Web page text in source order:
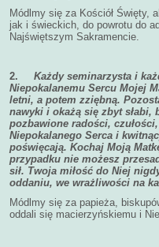
Módlmy się za Kościół Święty,
jak i świeckich, do powrotu do
Najświętszym Sakramencie.
2. Każdy seminarzysta i
Niepokalanemu Sercu Mojej
letni, a potem zziębną.
nawyki i okażą się zbyt
pozbawione radości,
Niepokalanego Serca i
poświęcają. Kochaj Moją
przypadku nie możesz
sił. Twoja miłość do Niej
oddaniu, we wrażliwości na
Módlmy się za papieża,
oddali się macierzyńskiemu i